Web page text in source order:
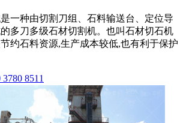
一种由切割刀组、石料输送台、定位导
多刀多级石材切割机。也叫石材切石机
约石料资源,生产成本较低,也有利于保护
8511